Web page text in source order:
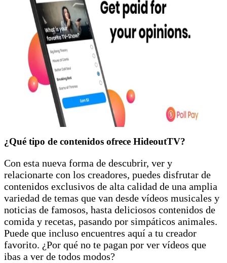
¿Qué tipo de contenidos ofrece HideoutTV?
Con esta nueva forma de descubrir, ver y
relacionarte con los creadores, puedes disfrutar de
contenidos exclusivos de alta calidad de una amplia
variedad de temas que van desde vídeos musicales y
noticias de famosos, hasta deliciosos contenidos de
comida y recetas, pasando por simpáticos animales.
Puede que incluso encuentres aquí a tu creador
favorito. ¿Por qué no te pagan por ver vídeos que
ibas a ver de todos modos?